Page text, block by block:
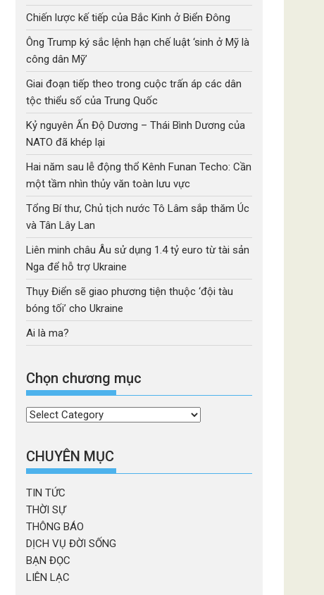
Chiến lược kế tiếp của Bắc Kinh ở Biển Đông
Ông Trump ký sắc lệnh hạn chế luật ‘sinh ở Mỹ là
công dân Mỹ’
Giai đoạn tiếp theo trong cuộc trấn áp các dân
tộc thiểu số của Trung Quốc
Kỷ nguyên Ấn Độ Dương – Thái Bình Dương của
NATO đã khép lại
Hai năm sau lễ động thổ Kênh Funan Techo: Cần
một tầm nhìn thủy văn toàn lưu vực
Tổng Bí thư, Chủ tịch nước Tô Lâm sắp thăm Úc
và Tân Lây Lan
Liên minh châu Âu sử dụng 1.4 tỷ euro từ tài sản
Nga để hỗ trợ Ukraine
Thụy Điển sẽ giao phương tiện thuộc ‘đội tàu
bóng tối’ cho Ukraine
Ai là ma?
Chọn chương mục
Chọn
mục
CHUYÊN MỤC
TIN TỨC
THỜI SỰ
THÔNG BÁO
DỊCH VỤ ĐỜI SỐNG
BẠN ĐỌC
LIÊN LẠC